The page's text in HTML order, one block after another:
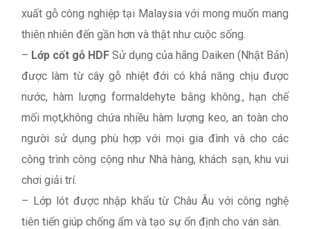
xuất gỗ công nghiệp tại Malaysia với mong muốn mang
thiên nhiên đến gần hơn và thật như cuộc sống.
– Lớp cốt gỗ HDF Sử dụng của hãng Daiken (Nhật Bản)
được làm từ cây gỗ nhiệt đới có khả năng chịu được
nước, hàm lượng formaldehyte bằng không., hạn chế
mối mọt,không chứa nhiều hàm lượng keo, an toàn cho
người sử dụng phù hợp với mọi gia đình và cho các
công trình công cộng như Nhà hàng, khách sạn, khu vui
chơi giải trí.
– Lớp lót được nhập khẩu từ Châu Âu với công nghệ
tiên tiến giúp chống ẩm và tạo sự ổn định cho ván sàn.